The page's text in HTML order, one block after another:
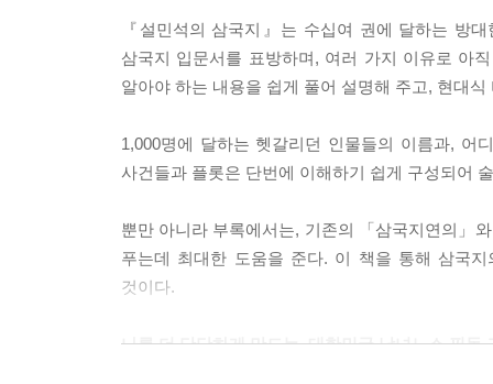
결국 그는 한중의 장로에게 굴욕적인 서신을 써
가 살아남을 수 있는 멋진 전략인데, 의리를 못 지
없이 지원 요청을 받은 장로의 기분은 어땠을까요?
이런 상황에서 제갈근이 도착한 것이다. 손권의
“이보게 제갈근 선생. 가서 손권에게 전하시오.
을 사위로 삼겠다 불러 놓고 암살을 시도했었지.
슨 짓을 할 줄 알고 내가 시집을 보내겠소?”
『설민석의 삼국지』는 수십여 권에 달하는 방
삼국지 입문서를 표방하며, 여러 가지 이유로 아
알아야 하는 내용을 쉽게 풀어 설명해 주고, 현대
1,000명에 달하는 헷갈리던 인물들의 이름과, 어
사건들과 플롯은 단번에 이해하기 쉽게 구성되어
뿐만 아니라 부록에서는, 기존의 「삼국지연의」
푸는데 최대한 도움을 준다. 이 책을 통해 삼국
것이다.
나를 더 단단하게 만드는, 대한민국 남녀노소 필독